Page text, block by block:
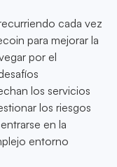
cada vez
para mejorar la
por el
los servicios
los riesgos
en la
entorno